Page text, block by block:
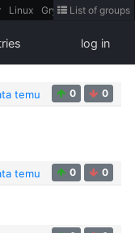
Linux Gry
Teh
Truelolcontent
FilmyDokumentalne
gry
List of groups
log in
temu 0 0
temu 0 0